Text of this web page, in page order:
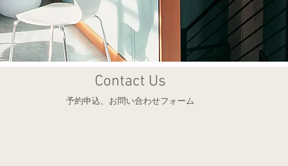
Contact Us
予約申込、お問い合わせフォーム